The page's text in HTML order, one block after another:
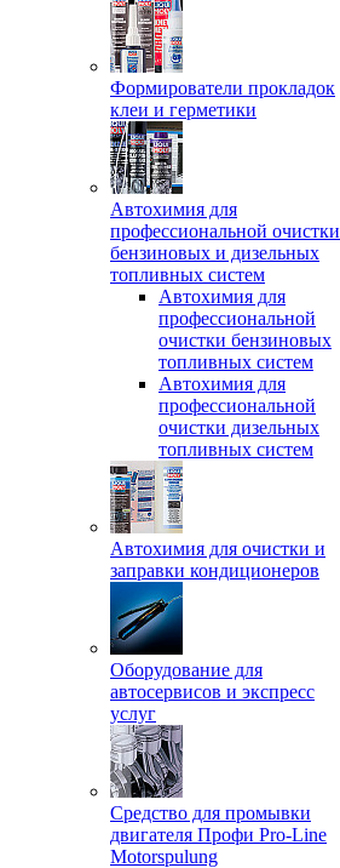
Формирователи прокладок
клеи и герметики
Автохимия для
профессиональной очистки
бензиновых и дизельных
топливных систем
Автохимия для
профессиональной
очистки бензиновых
топливных систем
Автохимия для
профессиональной
очистки дизельных
топливных систем
Автохимия для очистки и
заправки кондиционеров
Оборудование для
автосервисов и экспресс
услуг
Средство для промывки
двигателя Профи Pro-Line
Motorspulung